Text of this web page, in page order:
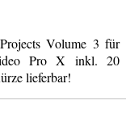
Volume 3 für
Pro X inkl. 20
lieferbar!